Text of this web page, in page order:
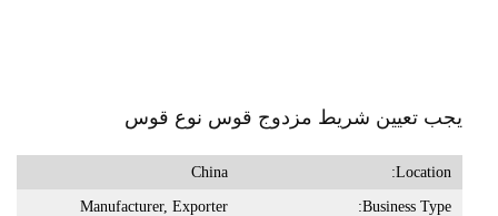
يجب تعيين شريط مزدوج قوس نوع قوس
Location:
China
Business Type:
Manufacturer, Exporter